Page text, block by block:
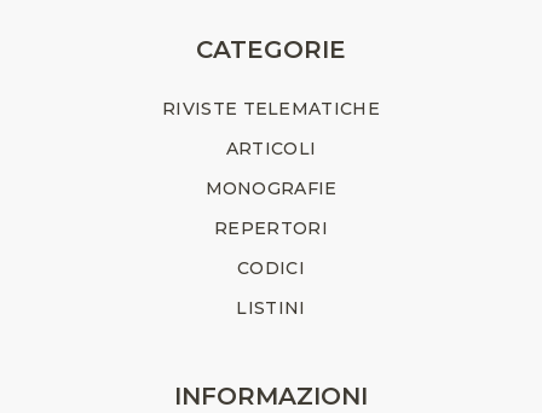
CATEGORIE
RIVISTE TELEMATICHE
ARTICOLI
MONOGRAFIE
REPERTORI
CODICI
LISTINI
INFORMAZIONI